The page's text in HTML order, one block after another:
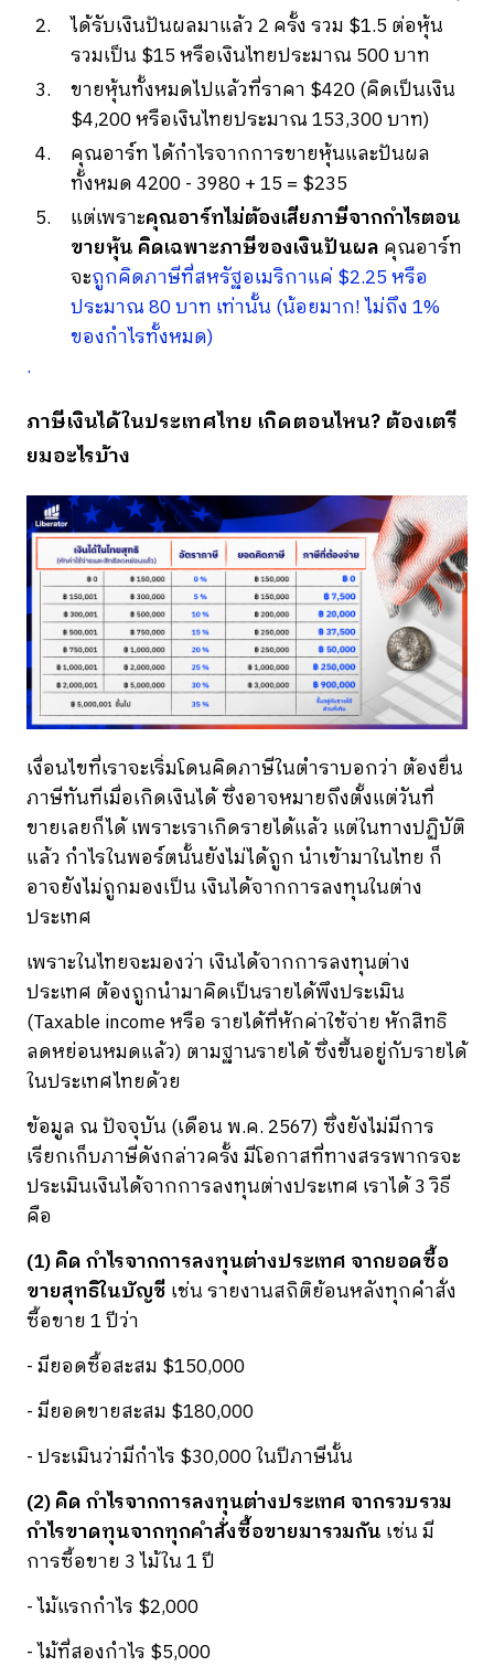
ได้รับเงินปันผลมาแล้ว 2 ครั้ง รวม $1.5 ต่อหุ้น
รวมเป็น $15 หรือเงินไทยประมาณ 500 บาท
ขายหุ้นทั้งหมดไปแล้วที่ราคา $420 (คิดเป็นเงิน
$4,200 หรือเงินไทยประมาณ 153,300 บาท)
คุณอาร์ท ได้กำไรจากการขายหุ้นและปันผล
ทั้งหมด 4200 - 3980 + 15 = $235
แต่เพราะคุณอาร์ทไม่ต้องเสียภาษีจากกำไรตอน
ขายหุ้น คิดเฉพาะภาษีของเงินปันผล คุณอาร์ท
จะถูกคิดภาษีที่สหรัฐอเมริกาแค่ $2.25 หรือ
ประมาณ 80 บาท เท่านั้น (น้อยมาก! ไม่ถึง 1%
ของกำไรทั้งหมด)
.
ภาษีเงินได้ในประเทศไทย เกิดตอนไหน? ต้องเตรี
ยมอะไรบ้าง
เงื่อนไขที่เราจะเริ่มโดนคิดภาษีในตำราบอกว่า ต้องยื่น
ภาษีทันทีเมื่อเกิดเงินได้ ซึ่งอาจหมายถึงตั้งแต่วันที่
ขายเลยก็ได้ เพราะเราเกิดรายได้แล้ว แต่ในทางปฏิบัติ
แล้ว กำไรในพอร์ตนั้นยังไม่ได้ถูก นำเข้ามาในไทย ก็
อาจยังไม่ถูกมองเป็น เงินได้จากการลงทุนในต่าง
ประเทศ
เพราะในไทยจะมองว่า เงินได้จากการลงทุนต่าง
ประเทศ ต้องถูกนำมาคิดเป็นรายได้พึงประเมิน
(Taxable income หรือ รายได้ที่หักค่าใช้จ่าย หักสิทธิ
ลดหย่อนหมดแล้ว) ตามฐานรายได้ ซึ่งขึ้นอยู่กับรายได้
ในประเทศไทยด้วย
ข้อมูล ณ ปัจจุบัน (เดือน พ.ค. 2567) ซึ่งยังไม่มีการ
เรียกเก็บภาษีดังกล่าวครั้ง มีโอกาสที่ทางสรรพากรจะ
ประเมินเงินได้จากการลงทุนต่างประเทศ เราได้ 3 วิธี
คือ
(1) คิด กำไรจากการลงทุนต่างประเทศ จากยอดซื้อ
ขายสุทธิในบัญชี เช่น รายงานสถิติย้อนหลังทุกคำสั่ง
ซื้อขาย 1 ปีว่า
- มียอดซื้อสะสม $150,000
- มียอดขายสะสม $180,000
- ประเมินว่ามีกำไร $30,000 ในปีภาษีนั้น
(2) คิด กำไรจากการลงทุนต่างประเทศ จากรวบรวม
กำไรขาดทุนจากทุกคำสั่งซื้อขายมารวมกัน เช่น มี
การซื้อขาย 3 ไม้ใน 1 ปี
- ไม้แรกกำไร $2,000
- ไม้ที่สองกำไร $5,000